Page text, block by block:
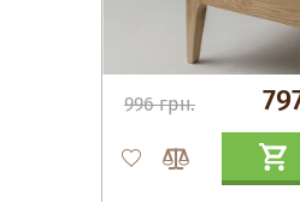
996 грн.